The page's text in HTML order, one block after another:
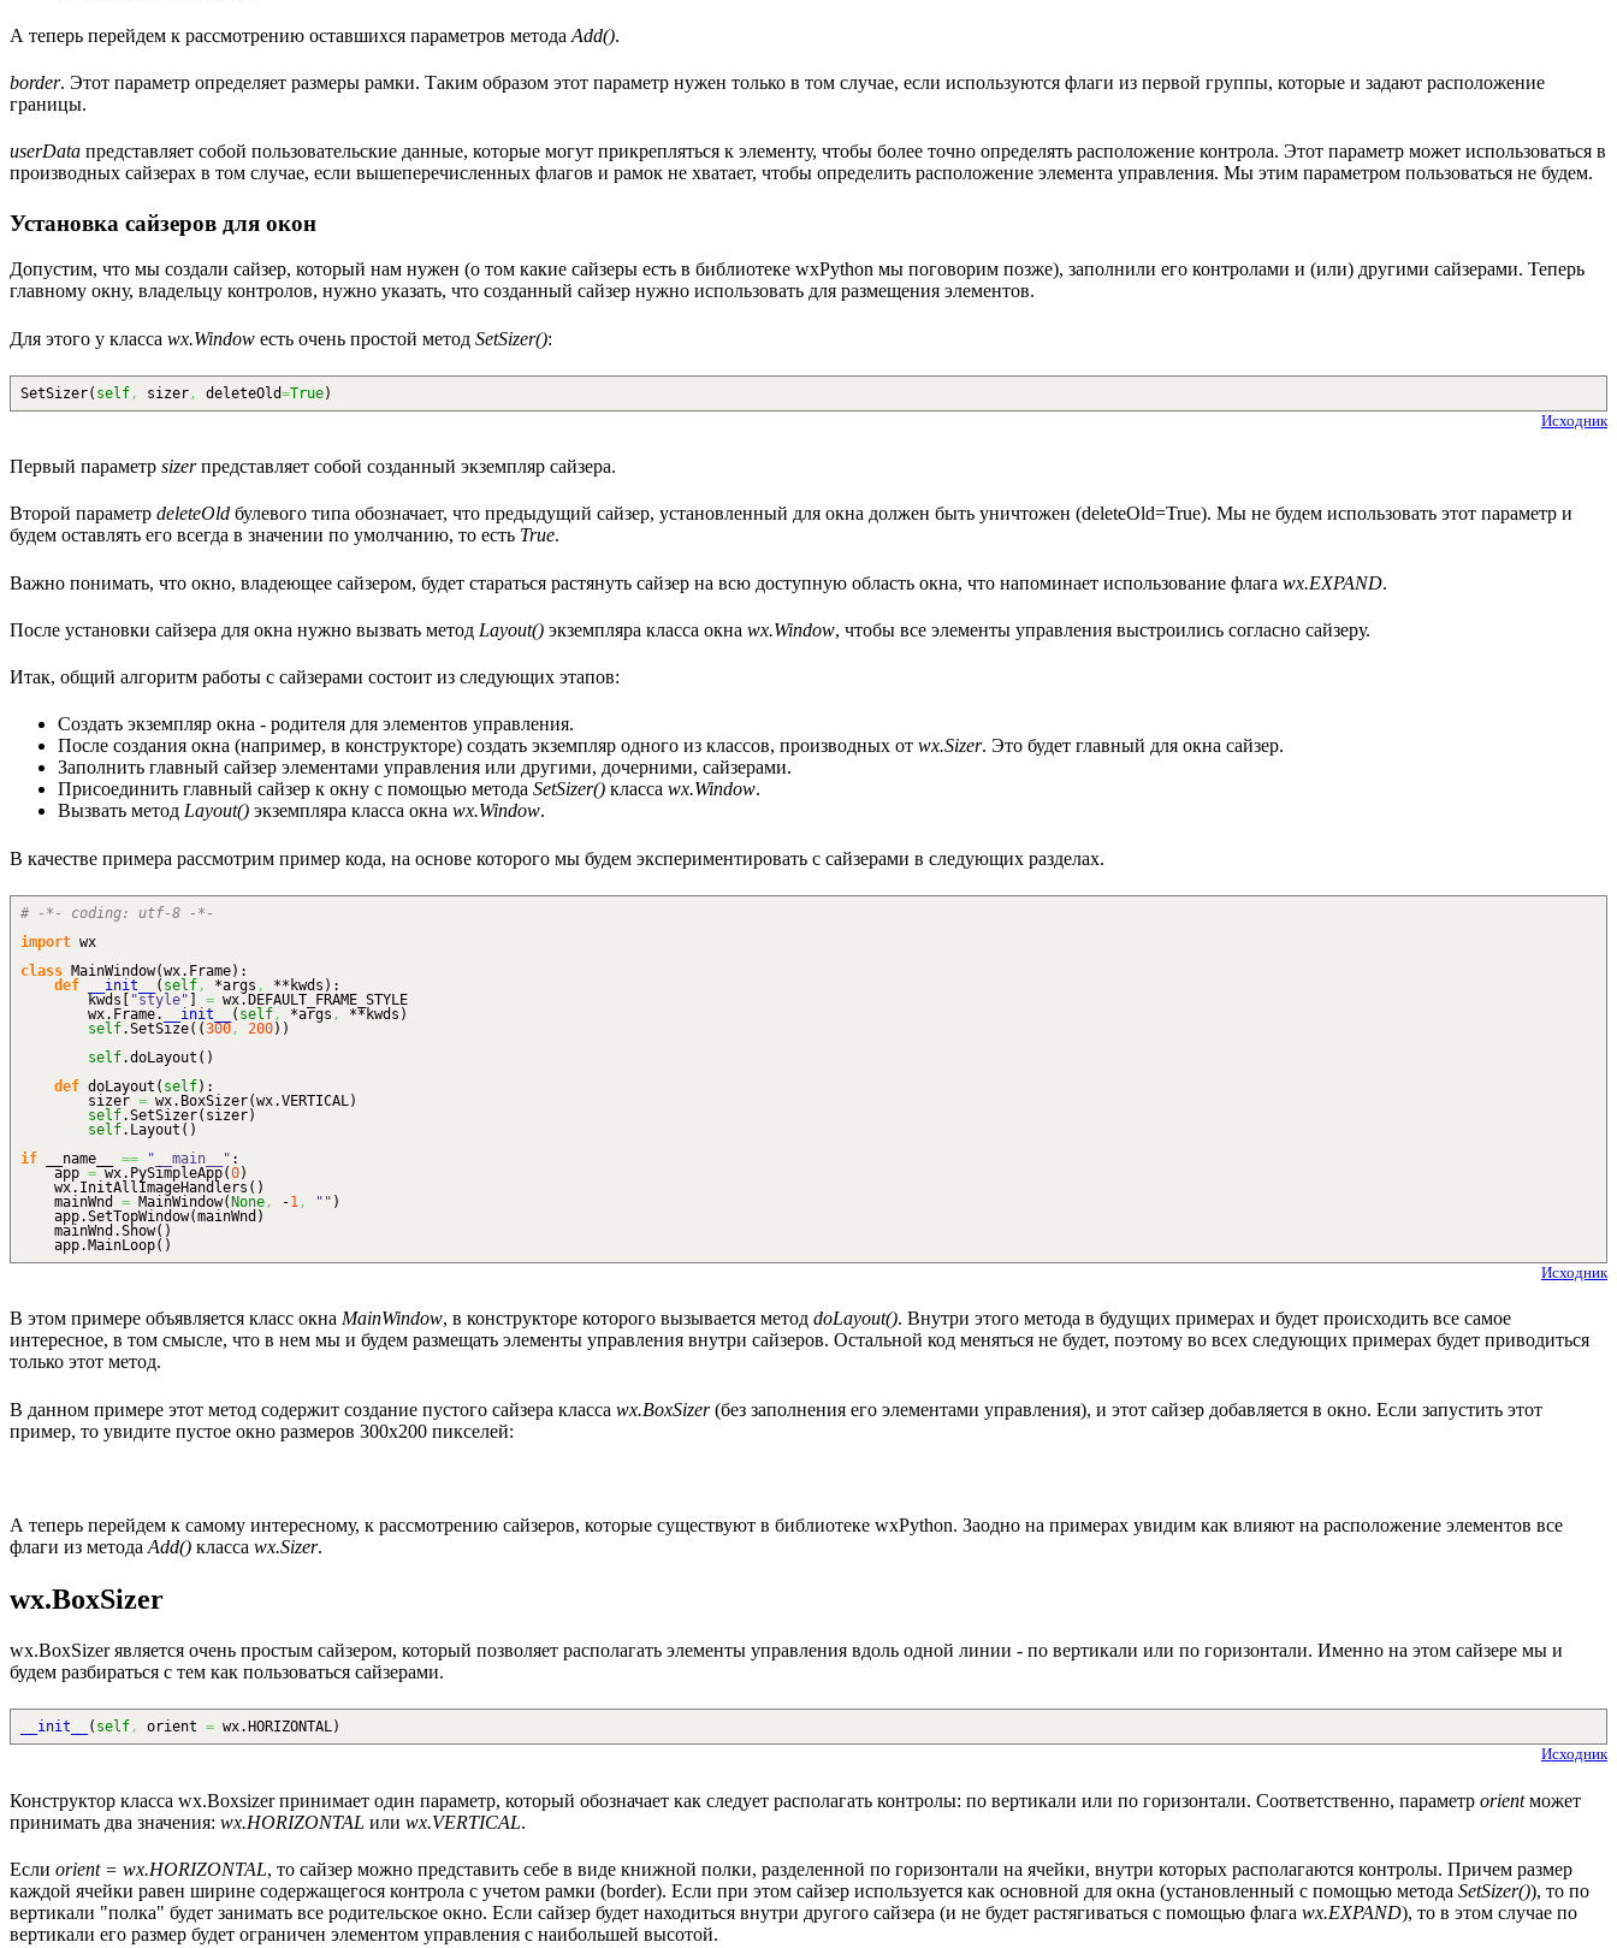
А теперь перейдем к рассмотрению оставшихся параметров метода Add().
border. Этот параметр определяет размеры рамки. Таким образом этот параметр нужен только в том случае, если используются флаги из первой группы, которые и задают расположение
границы.
userData представляет собой пользовательские данные, которые могут прикрепляться к элементу, чтобы более точно определять расположение контрола. Этот параметр может использоваться в
производных сайзерах в том случае, если вышеперечисленных флагов и рамок не хватает, чтобы определить расположение элемента управления. Мы этим параметром пользоваться не будем.
Установка сайзеров для окон
Допустим, что мы создали сайзер, который нам нужен (о том какие сайзеры есть в библиотеке wxPython мы поговорим позже), заполнили его контролами и (или) другими сайзерами. Теперь
главному окну, владельцу контролов, нужно указать, что созданный сайзер нужно использовать для размещения элементов.
Для этого у класса wx.Window есть очень простой метод SetSizer():
SetSizer( self, sizer, deleteOld=True)
Исходник
Первый параметр sizerпредставляет собой созданный экземпляр сайзера.
Второй параметр deleteOld булевого типа обозначает, что предыдущий сайзер, установленный для окна должен быть уничтожен (deleteOld=True). Мы не будем использовать этот параметр и
будем оставлять его всегда в значении по умолчанию, то есть True.
Важно понимать, что окно, владеющее сайзером, будет стараться растянуть сайзер на всю доступную область окна, что напоминает использование флага wx.EXPAND.
После установки сайзера для окна нужно вызвать метод Layout() экземпляра класса окна wx.Window, чтобы все элементы управления выстроились согласно сайзеру.
Итак, общий алгоритм работы с сайзерами состоит из следующих этапов:
Создать экземпляр окна - родителя для элементов управления.
После создания окна (например, в конструкторе) создать экземпляр одного из классов, производных от wx.Sizer. Это будет главный для окна сайзер.
Заполнить главный сайзер элементами управления или другими, дочерними, сайзерами.
Присоединить главный сайзер к окну с помощью метода SetSizer() класса wx.Window.
Вызвать метод Layout() экземпляра класса окна wx.Window.
В качестве примера рассмотрим пример кода, на основе которого мы будем экспериментировать с сайзерами в следующих разделах.
# -*- coding: utf-8 -*-
import wx
class MainWindow(wx. Frame) :
def
__init__ ( self, *args , **kwds ) :
kwds
"style" = wx. DEFAULT_FRAME_STYLE
wx. Frame. __init__ ( self, *args , **kwds )
self.SetSize( (300, 200) )
self.doLayout ( )
def doLayout ( self) :
sizer = wx. BoxSizer(wx.VERTICAL)
self.SetSizer( sizer)
self. Layout ( )
if __name__ == "__main__" :
app = wx. PySimpleApp(0)
wx. InitAllImageHandlers ( )
mainWnd = MainWindow( None, -1, "" )
app.SetTopWindow(mainWnd )
mainWnd.Show( )
app. MainLoop( )
Исходник
В этом примере объявляется класс окна MainWindow, в конструкторе которого вызывается метод doLayout(). Внутри этого метода в будущих примерах и будет происходить все самое
интересное, в том смысле, что в нем мы и будем размещать элементы управления внутри сайзеров. Остальной код меняться не будет, поэтому во всех следующих примерах будет приводиться
только этот метод.
В данном примере этот метод содержит создание пустого сайзера класса wx.BoxSizer(без заполнения его элементами управления), и этот сайзер добавляется в окно. Если запустить этот
пример, то увидите пустое окно размеров 300x200 пикселей:
А теперь перейдем к самому интересному, к рассмотрению сайзеров, которые существуют в библиотеке wxPython. Заодно на примерах увидим как влияют на расположение элементов все
флаги из метода Add() класса wx.Sizer.
wx.BoxSizer
wx.BoxSizer является очень простым сайзером, который позволяет располагать элементы управления вдоль одной линии - по вертикали или по горизонтали. Именно на этом сайзере мы и
будем разбираться с тем как пользоваться сайзерами.
__init__ ( self, orient = wx. HORIZONTAL)
Исходник
Конструктор класса wx.Boxsizer принимает один параметр, который обозначает как следует располагать контролы: по вертикали или по горизонтали. Соответственно, параметр orientможет
принимать два значения: wx.HORIZONTAL или wx.VERTICAL.
Если orient = wx.HORIZONTAL, то сайзер можно представить себе в виде книжной полки, разделенной по горизонтали на ячейки, внутри которых располагаются контролы. Причем размер
каждой ячейки равен ширине содержащегося контрола с учетом рамки (border). Если при этом сайзер используется как основной для окна (установленный с помощью метода SetSizer()), то по
вертикали "полка" будет занимать все родительское окно. Если сайзер будет находиться внутри другого сайзера (и не будет растягиваться с помощью флага wx.EXPAND), то в этом случае по
вертикали его размер будет ограничен элементом управления с наибольшей высотой.